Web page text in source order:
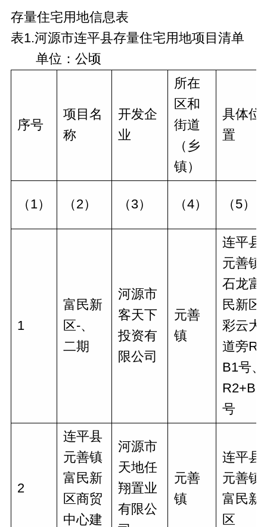
存量住宅用地信息表
表1.河源市连平县存量住宅用地项目清单
单位：公顷
序号
项目名
称
开发企
业
所在
区和
街道
（乡
镇）
具体位
置
（1） （2） （3） （4） （5）
1
富民新
区-、
二期
河源市
客天下
投资有
限公司
元善
镇
连平县
元善镇
石龙富
民新区
彩云大
道旁
B1号、
R2+B2
号
2
连平县
元善镇
富民新
区商贸
中心建
河源市
天地任
翔置业
有限公
元善
镇
连平县
元善镇
富民新
区